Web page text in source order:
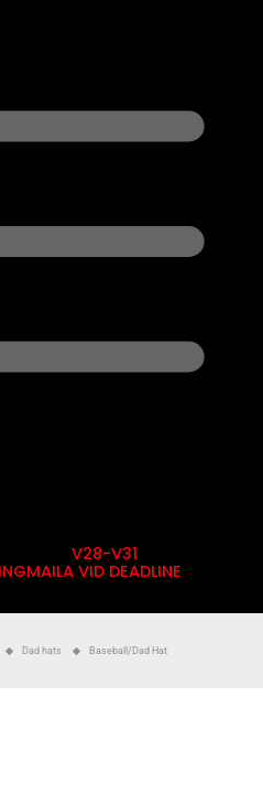
V28-V31
MAILA VID DEADLINE
Dad hats Baseball/Dad Hat